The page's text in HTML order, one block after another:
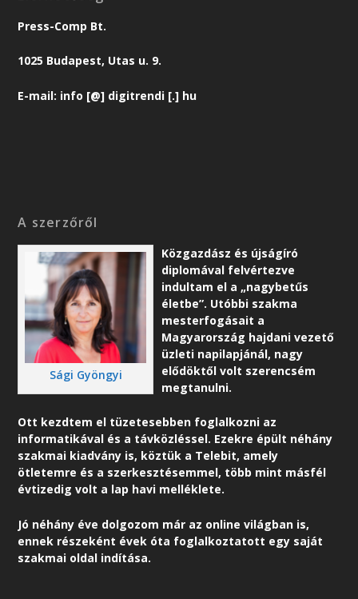
Press-Comp Bt.
1025 Budapest, Utas u. 9.
E-mail: info [@] digitrendi [.] hu
A szerzőről
Sági Gyöngyi
Közgazdász és újságíró
diplomával felvértezve
indultam el a „nagybetűs
életbe”. Utóbbi szakma
mesterfogásait a
Magyarország hajdani vezető
üzleti napilapjánál, nagy
elődöktől volt szerencsém
megtanulni.
Ott kezdtem el tüzetesebben foglalkozni az
informatikával és a távközléssel. Ezekre épült néhány
szakmai kiadvány is, köztük a Telebit, amely
ötletemre és a szerkesztésemmel, több mint másfél
évtizedig volt a lap havi melléklete.
Jó néhány éve dolgozom már az online világban is,
ennek részeként évek óta foglalkoztatott egy saját
szakmai oldal indítása.